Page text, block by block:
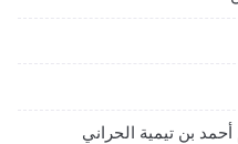
بن تيمية الحراني